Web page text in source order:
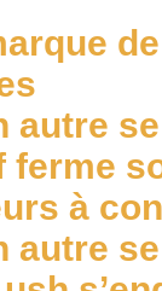
autre
ferme
à
autre